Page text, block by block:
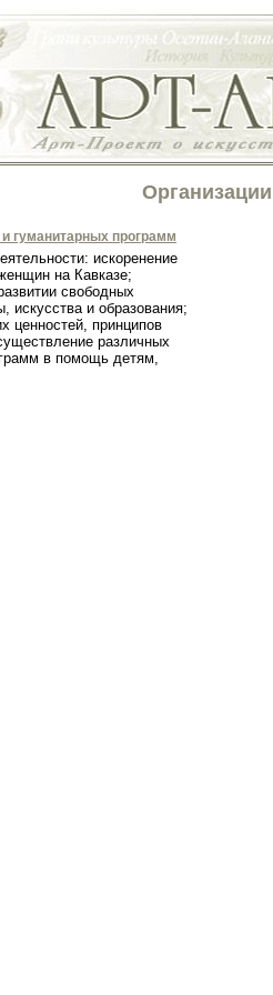
Организации
гуманитарных программ
искоренение
на Кавказе;
свободных
искусства и образования;
ценностей, принципов
различных
в помощь детям,